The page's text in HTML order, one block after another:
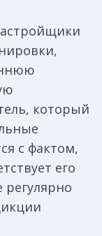
который
с фактом,
его